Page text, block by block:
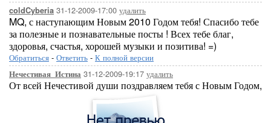
coldCyberia 31-12-2009-17:00 удалить
MQ, с наступающим Новым 2010 Годом тебя! Спасибо тебе
за полезные и познавательные посты ! Всех тебе благ,
здоровья, счастья, хорошей музыки и позитива! =)
Обратиться - Ответить - К полной версии
Нечестивая_Истина 31-12-2009-19:17 удалить
От всей Нечестивой души поздравляем тебя с Новым Годом,